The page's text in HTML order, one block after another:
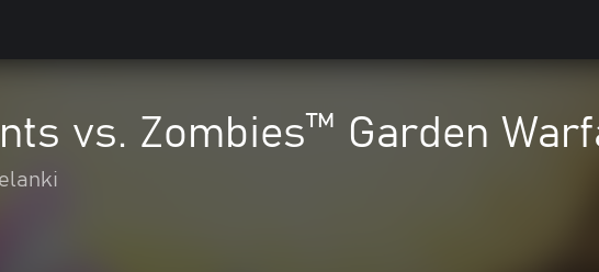
vs. Zombies™ Garden